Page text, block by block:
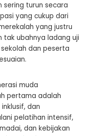
sering turun secara
yang cukup dari
yang justru
tak ubahnya ladang uji
dan peserta
muda
pertama adalah
dan
pelatihan intensif,
dan kebijakan